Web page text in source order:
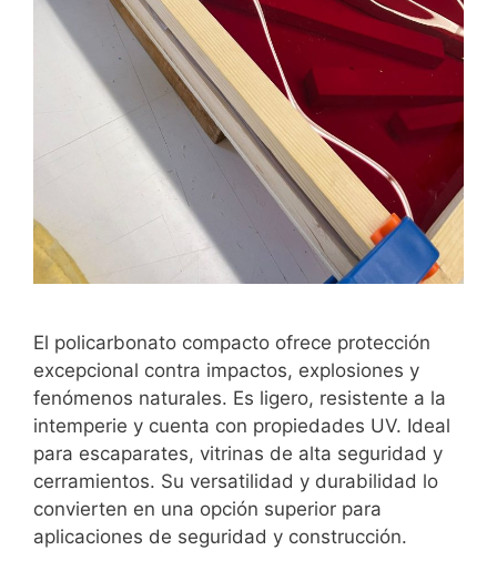
El policarbonato compacto ofrece protección
excepcional contra impactos, explosiones y
fenómenos naturales. Es ligero, resistente a la
intemperie y cuenta con propiedades UV. Ideal
para escaparates, vitrinas de alta seguridad y
cerramientos. Su versatilidad y durabilidad lo
convierten en una opción superior para
aplicaciones de seguridad y construcción.